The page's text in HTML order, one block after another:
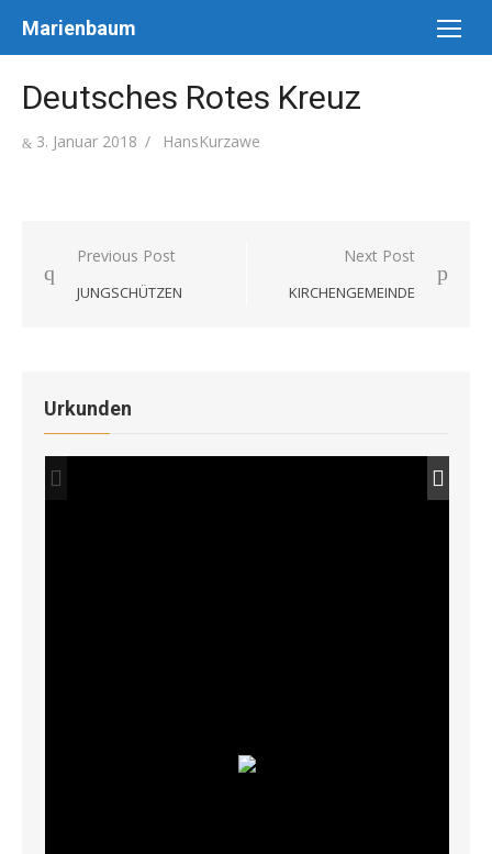
Marienbaum
Deutsches Rotes Kreuz
Posted
3. Januar 2018 Author
HansKurzawe
Beitragsnavigation
Previous Post
JUNGSCHÜTZEN
Next Post
KIRCHENGEMEINDE
Urkunden